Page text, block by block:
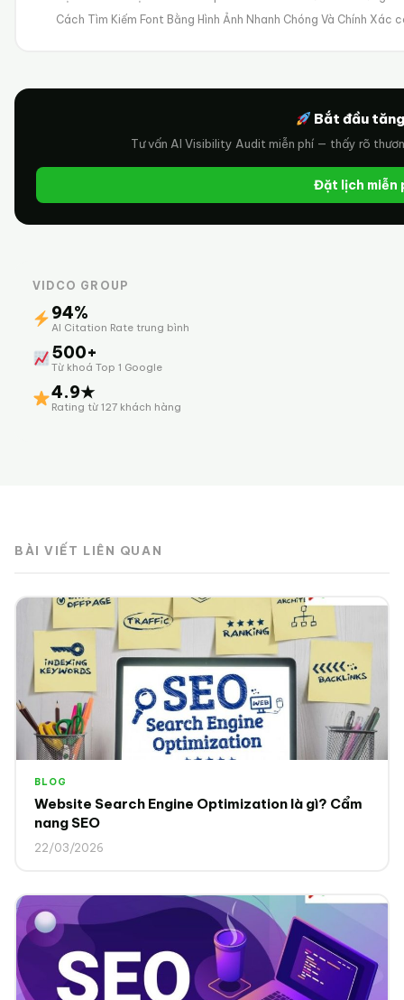
Cách Tìm Kiếm Font Bằng Hình Ảnh Nhanh Chóng Và Chính
Bắt đầu
Tư vấn AI Visibility Audit miễn phí — thấy rõ
Đặt lịch miễn
VIDCO GROUP
94%
AI Citation Rate trung bình
500+
Từ khoá Top 1 Google
4.9★
Rating từ 127 khách hàng
BÀI VIẾT LIÊN QUAN
BLOG
Website Search Engine Optimization là gì? Cẩm
nang SEO
22/03/2026